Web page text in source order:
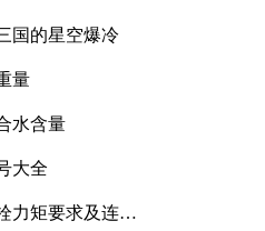
国的星空爆冷
量
水含量
大全
力矩要求及连接